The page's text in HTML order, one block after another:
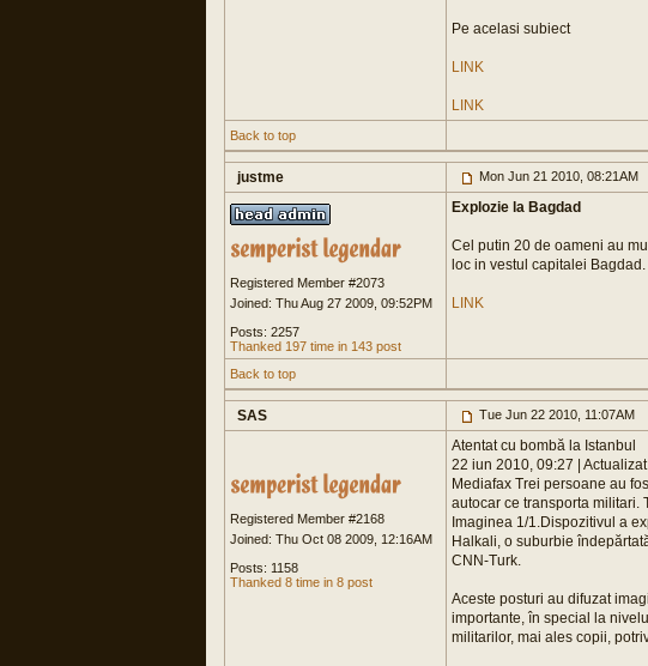
Pe acelasi subiect
LINK
LINK
Back to top
justme Mon Jun 21 2010, 08:21AM
Registered Member #2073
Joined: Thu Aug 27 2009, 09:52PM
Posts: 2257
Thanked 197 time in 143 post
Explozie la Bagdad
Cel putin 20 de oameni au
loc in vestul capitalei Bagdad.
LINK
Back to top
SAS Tue Jun 22 2010, 11:07AM
Registered Member #2168
Joined: Thu Oct 08 2009, 12:16AM
Posts: 1158
Thanked 8 time in 8 post
Atentat cu bombă la Istanbul
22 iun 2010, 09:27 |
Mediafax Trei persoane au
autocar ce transporta militari.
Imaginea 1/1.Dispozitivul a
Halkali, o suburbie
CNN-Turk.
Aceste posturi au difuzat
importante, în special la
militarilor, mai ales copii,